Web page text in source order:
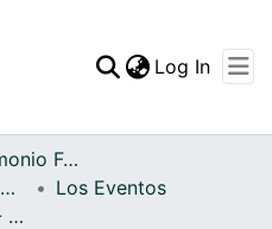
Statistics
Log In
Archivo del Patrimonio Fotográfico y Fílmico del Valle del Cauca
Fondo Archivo del Patrimonio Fotográfico y Fílmico del Valle del Cauca
Los Eventos
APFFVC - Ceremonias - Patrimonial